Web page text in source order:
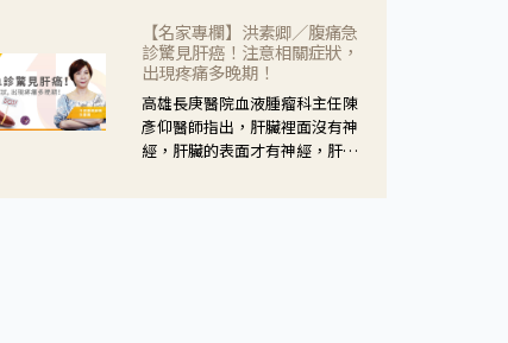
禁」的症狀，長期下來不敢與朋
友往來，低潮陰霾造成憂鬱症。
【名家專欄】洪素卿／腹痛急
診驚見肝癌！注意相關症狀，
出現疼痛多晚期！
高雄長庚醫院血液腫瘤科主任陳
彥仰醫師指出，肝臟裡面沒有神
經，肝臟的表面才有神經，肝臟